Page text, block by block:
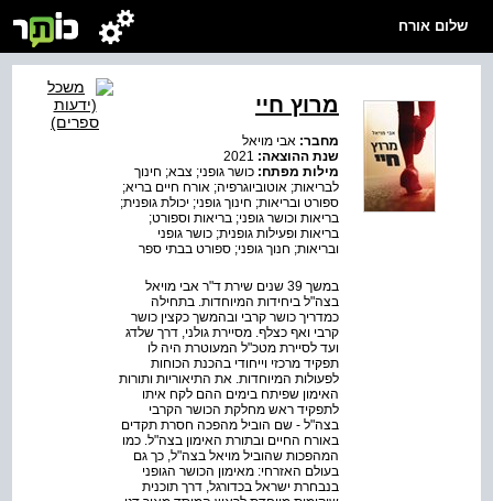
שלום אורח
מרוץ חיי
מחבר: אבי מויאל
שנת ההוצאה:
מילות מפתח: כושר גופני; צבא; חינוך
לבריאות; אוטוביוגרפיה; אורח חיים בריא;
ספורט ובריאות; חינוך גופני; יכולת גופנית;
בריאות וכושר גופני; בריאות וספורט;
בריאות ופעילות גופנית; כושר גופני
ובריאות; חנוך גופני; ספורט בבתי ספר
במשך 39 שנים שירת ד"ר אבי מויאל
בצה"ל ביחידות המיוחדות. בתחילה
כמדריך כושר קרבי ובהמשך כקצין כושר
קרבי ואף כצלף. מסיירת גולני, דרך שלדג
ועד לסיירת מטכ"ל המעוטרת היה לו
תפקיד מרכזי וייחודי בהכנת הכוחות
לפעולות המיוחדות. את התיאוריות ותורות
האימון שפיתח בימים ההם לקח איתו
לתפקיד ראש מחלקת הכושר הקרבי
בצה"ל - שם הוביל מהפכה חסרת תקדים
באורח החיים ובתורת האימון בצה"ל. כמו
המהפכות שהוביל מויאל בצה"ל, כך גם
בעולם האזרחי: מאימון הכושר הגופני
בנבחרת ישראל בכדורגל, דרך תוכנית